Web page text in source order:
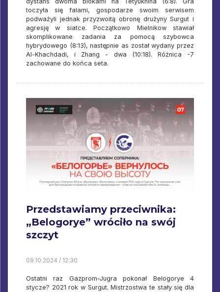
toczyła się falami, gospodarze swoim serwisem
podważyli jednak przyzwoitą obronę drużyny Surgut i
agresję w siatce. Początkowo Mielnikow stawiał
skomplikowane zadania za pomocą szybowca
hybrydowego (8:13), następnie as został wydany przez
Al-Khachdadi, i Zhang - dwa (10:18). Różnica -7
zachowane do końca seta.
Przedstawiamy przeciwnika:
„Belogorye” wróciło na swój
szczyt
09.10.2024 / 12:30
Ostatni raz Gazprom-Jugra pokonał Belogorye 4
stycze? 2021 rok w Surgut. Mistrzostwa te stały się dla